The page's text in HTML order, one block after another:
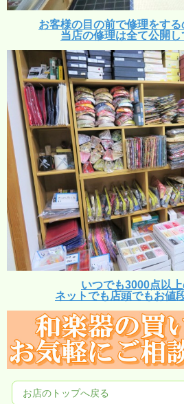
お客様の目の前で修理をする
当店の修理は全て公開し
いつでも3000点以上
ネットでも店頭でもお値
お店のトップへ戻る